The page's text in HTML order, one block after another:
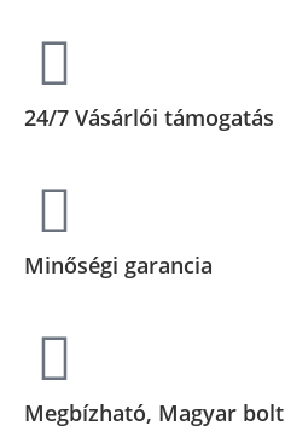
24/7 Vásárlói támogatás
Minőségi garancia
Megbízható, Magyar bolt